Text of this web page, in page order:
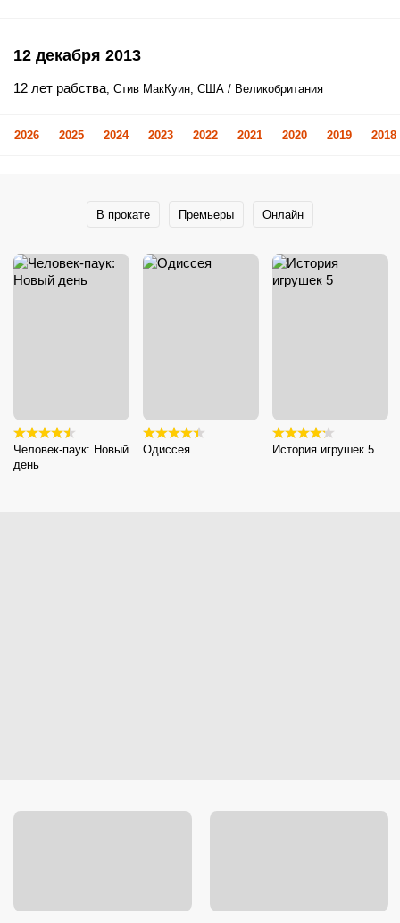
12 декабря 2013
12 лет рабства, Стив МакКуин, США / Великобритания
2026 2025 2024 2023 2022 2021 2020 2019 2018
В прокате Премьеры Онлайн
Человек-паук: Новый
день
Одиссея История игрушек 5